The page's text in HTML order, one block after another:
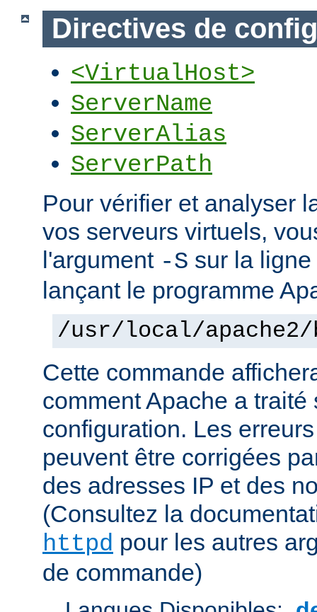
Directives de
<VirtualHost>
ServerName
ServerAlias
ServerPath
Pour vérifier et analyser
vos serveurs virtuels,
l'argument -S sur la
lançant le programme
/usr/local/
Cette commande
comment Apache a traité
configuration. Les
peuvent être corrigées
des adresses IP et des
(Consultez la
httpd pour les autres
de commande)